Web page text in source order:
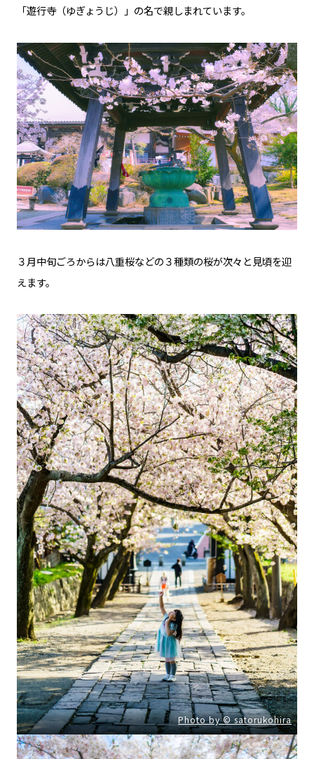
「遊行寺（ゆぎょうじ）」の名で親しまれています。
３月中旬ごろからは八重桜などの３種類の桜が次々と見頃を迎
えます。
Photo by © satorukohira